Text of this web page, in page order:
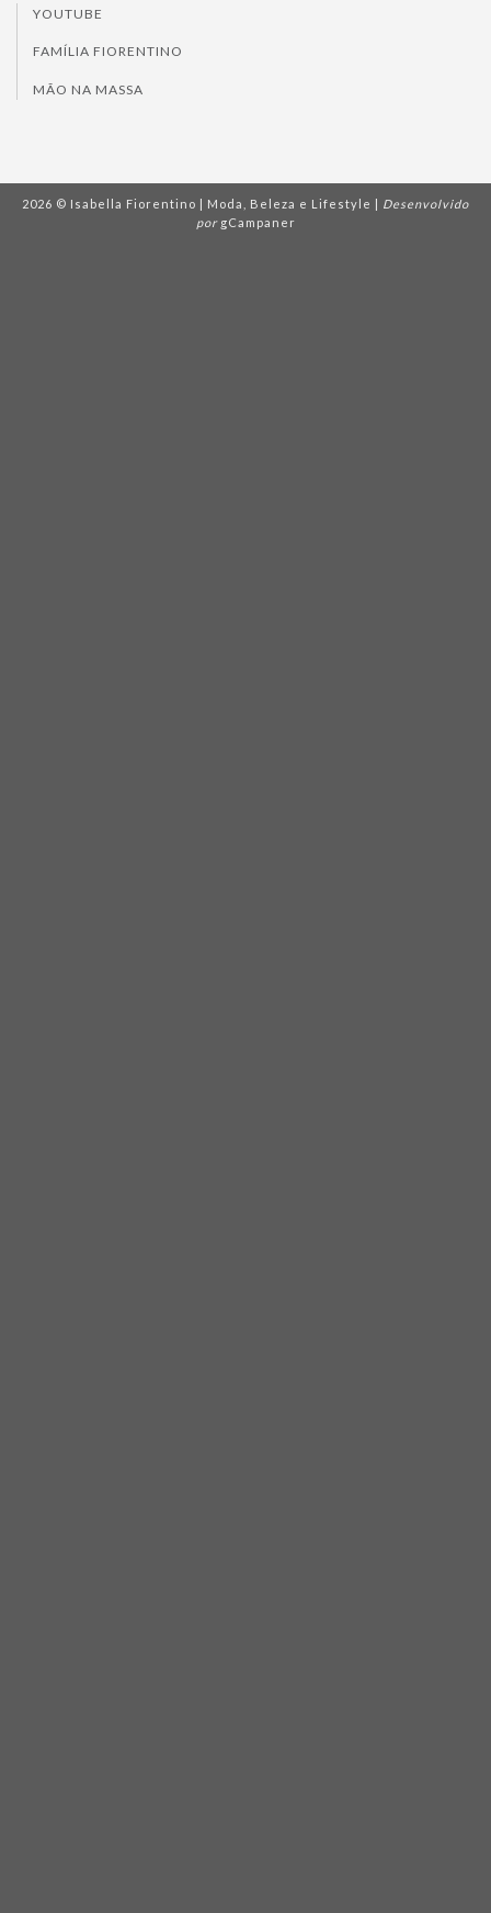
YOUTUBE
FAMÍLIA FIORENTINO
MÃO NA MASSA
2026 © Isabella Fiorentino | Moda, Beleza e Lifestyle | Desenvolvido
por gCampaner